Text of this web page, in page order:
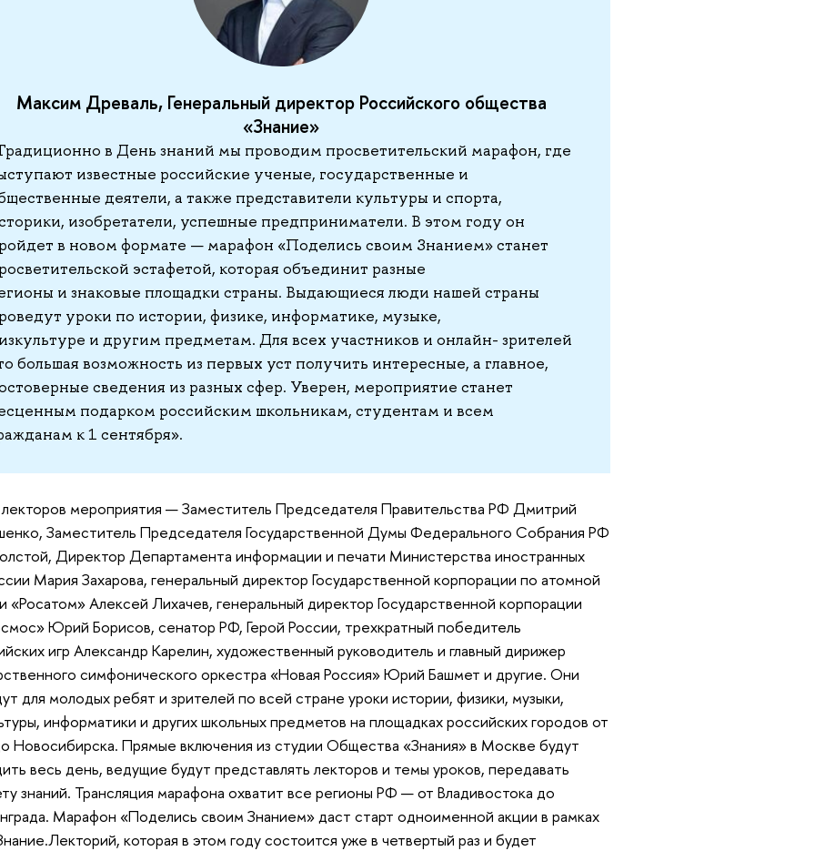
Максим Древаль, Генеральный директор Российского общества
«Знание»
в День знаний мы проводим просветительский марафон, где
известные российские ученые, государственные и
деятели, а также представители культуры и спорта,
изобретатели, успешные предприниматели. В этом году он
в новом формате — марафон «Поделись своим Знанием» станет
эстафетой, которая объединит разные
и знаковые площадки страны. Выдающиеся люди нашей страны
уроки по истории, физике, информатике, музыке,
и другим предметам. Для всех участников и онлайн- зрителей
большая возможность из первых уст получить интересные, а главное,
сведения из разных сфер. Уверен, мероприятие станет
подарком российским школьникам, студентам и всем
к 1 сентября».
мероприятия — Заместитель Председателя Правительства РФ Дмитрий
Заместитель Председателя Государственной Думы Федерального Собрания РФ
Директор Департамента информации и печати Министерства иностранных
Мария Захарова, генеральный директор Государственной корпорации по атомной
«Росатом» Алексей Лихачев, генеральный директор Государственной корпорации
Юрий Борисов, сенатор РФ, Герой России, трехкратный победитель
игр Александр Карелин, художественный руководитель и главный дирижер
симфонического оркестра «Новая Россия» Юрий Башмет и другие. Они
для молодых ребят и зрителей по всей стране уроки истории, физики, музыки,
информатики и других школьных предметов на площадках российских городов от
Новосибирска. Прямые включения из студии Общества «Знания» в Москве будут
весь день, ведущие будут представлять лекторов и темы уроков, передавать
знаний. Трансляция марафона охватит все регионы РФ — от Владивостока до
Марафон «Поделись своим Знанием» даст старт одноименной акции в рамках
которая в этом году состоится уже в четвертый раз и будет